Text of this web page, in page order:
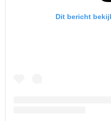
Dit bericht